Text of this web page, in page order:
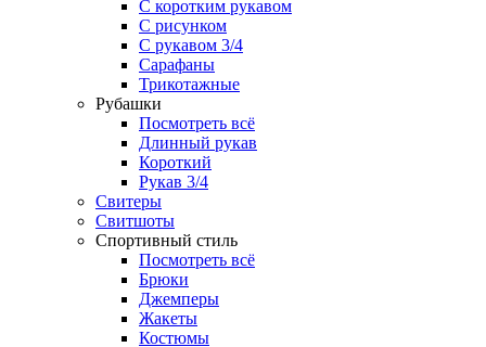
С коротким рукавом
С рисунком
С рукавом 3/4
Сарафаны
Трикотажные
Рубашки
Посмотреть всё
Длинный рукав
Короткий
Рукав 3/4
Свитеры
Свитшоты
Спортивный стиль
Посмотреть всё
Брюки
Джемперы
Жакеты
Костюмы